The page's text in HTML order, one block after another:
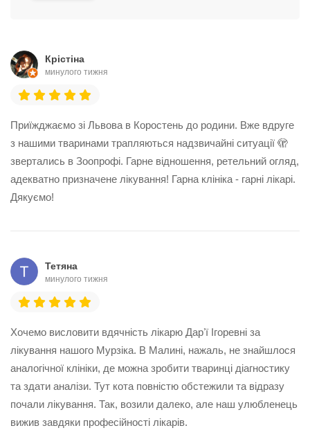
Крістіна
минулого тижня
Приїжджаємо зі Львова в Коростень до родини. Вже вдруге
з нашими тваринами трапляються надзвичайні ситуації 🫣
звертались в Зоопрофі. Гарне відношення, ретельний огляд,
адекватно призначене лікування! Гарна клініка - гарні лікарі.
Дякуємо!
Тетяна
минулого тижня
Хочемо висловити вдячність лікарю Дарʼї Ігоревні за
лікування нашого Мурзіка. В Малині, нажаль, не знайшлося
аналогічної клініки, де можна зробити тваринці діагностику
та здати аналізи. Тут кота повністю обстежили та відразу
почали лікування. Так, возили далеко, але наш улюбленець
вижив завдяки професійності лікарів.